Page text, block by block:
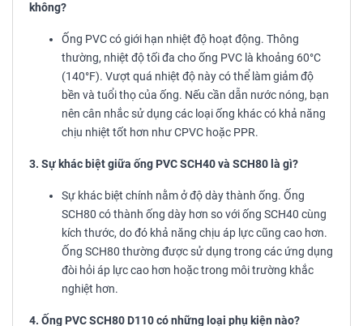
không?
Ống PVC có giới hạn nhiệt độ hoạt động. Thông
thường, nhiệt độ tối đa cho ống PVC là khoảng 60°C
(140°F). Vượt quá nhiệt độ này có thể làm giảm độ
bền và tuổi thọ của ống. Nếu cần dẫn nước nóng, bạn
nên cân nhắc sử dụng các loại ống khác có khả năng
chịu nhiệt tốt hơn như CPVC hoặc PPR.
3. Sự khác biệt giữa ống PVC SCH40 và SCH80 là gì?
Sự khác biệt chính nằm ở độ dày thành ống. Ống
SCH80 có thành ống dày hơn so với ống SCH40 cùng
kích thước, do đó khả năng chịu áp lực cũng cao hơn.
Ống SCH80 thường được sử dụng trong các ứng dụng
đòi hỏi áp lực cao hơn hoặc trong môi trường khắc
nghiệt hơn.
4. Ống PVC SCH80 D110 có những loại phụ kiện nào?